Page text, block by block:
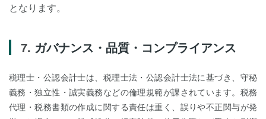
となります。
ガバナンス・品質・コンプライアンス
税理士・公認会計士は、税理士法・公認会計士法に基づき、守秘
義務・独立性・誠実義務などの倫理規範が課されています。税務
代理・税務書類の作成に関する責任は重く、誤りや不正関与が発